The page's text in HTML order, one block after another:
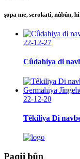
şopa me, serokatî, nûbûn,
22-12-27
Cûdahiya di
22-12-20
Têkiliya Di
Paqij bûn